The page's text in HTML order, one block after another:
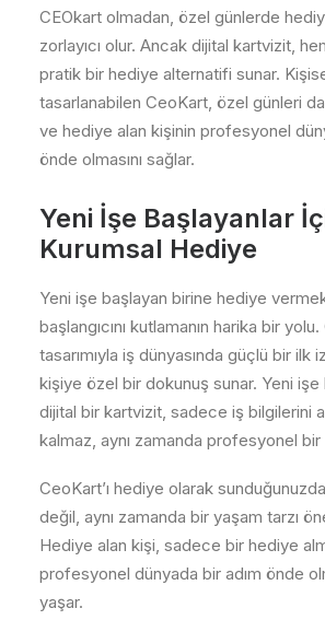
CEOkart olmadan, özel günlerde
zorlayıcı olur. Ancak dijital kartvizit,
pratik bir hediye alternatifi sunar.
tasarlanabilen CeoKart, özel günleri
ve hediye alan kişinin profesyonel
önde olmasını sağlar.
Yeni İşe Başlayanlar
Kurumsal Hediye
Yeni işe başlayan birine hediye
başlangıcını kutlamanın harika bir
tasarımıyla iş dünyasında güçlü bir ilk
kişiye özel bir dokunuş sunar. Yeni işe
dijital bir kartvizit, sadece iş bilgilerini
kalmaz, aynı zamanda profesyonel
CeoKart’ı hediye olarak
değil, aynı zamanda bir yaşam tarzı
Hediye alan kişi, sadece bir hediye
profesyonel dünyada bir adım önde
yaşar.